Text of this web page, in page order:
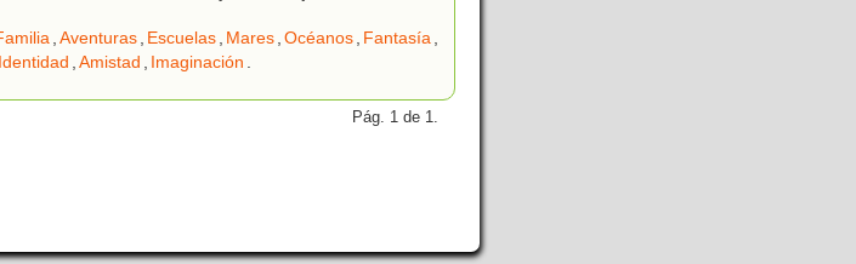
,Aventuras, Escuelas, Mares,Océanos, Fantasía,
,Amistad , Imaginación .
Pág. 1 de 1.